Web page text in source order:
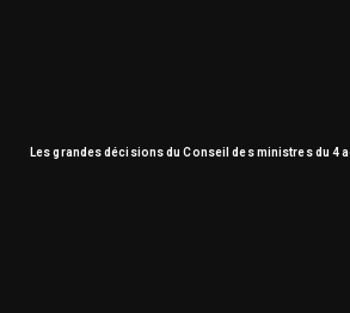
Les grandes décisions du Conseil des ministres du 4